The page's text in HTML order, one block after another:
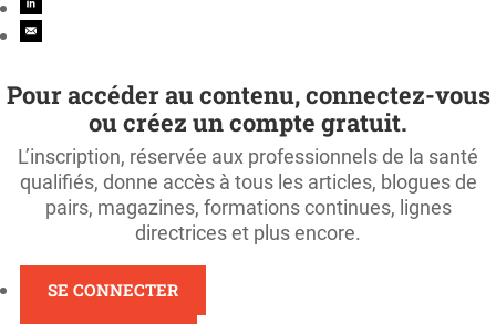
Pour accéder au contenu, connectez-vous
ou créez un compte gratuit.
L’inscription, réservée aux professionnels de la santé
qualifiés, donne accès à tous les articles, blogues de
pairs, magazines, formations continues, lignes
directrices et plus encore.
SE CONNECTER